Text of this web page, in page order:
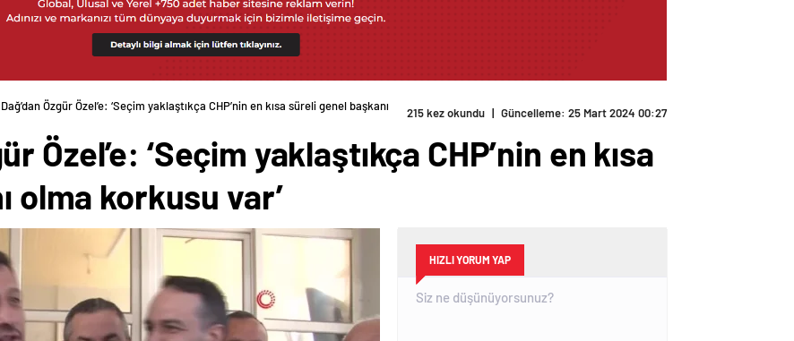
Özgür Özel’e: ‘Seçim yaklaştıkça CHP’nin en kısa süreli genel başkanı
215 kez okundu | Güncelleme: 25 Mart 2024 00:27
Özel’e: ‘Seçim yaklaştıkça CHP’nin en kısa
olma korkusu var’
HIZLI YORUM YAP